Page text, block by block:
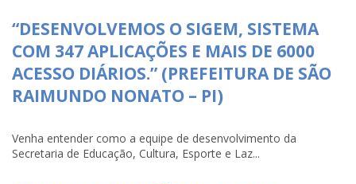
“DESENVOLVEMOS O SIGEM, SISTEMA
COM 347 APLICAÇÕES E MAIS DE 6000
ACESSO DIÁRIOS.” (PREFEITURA DE SÃO
RAIMUNDO NONATO – PI)
Venha entender como a equipe de desenvolvimento da
Secretaria de Educação, Cultura, Esporte e Laz...